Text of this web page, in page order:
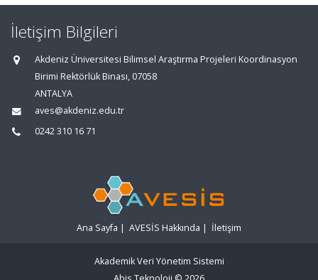
İletişim Bilgileri
Akdeniz Üniversitesi Bilimsel Araştırma Projeleri Koordinasyon
Birimi Rektörlük Binası, 07058
ANTALYA
aves@akdeniz.edu.tr
0242 310 16 71
Ana Sayfa | AVESİS Hakkında | İletişim
Akademik Veri Yönetim Sistemi